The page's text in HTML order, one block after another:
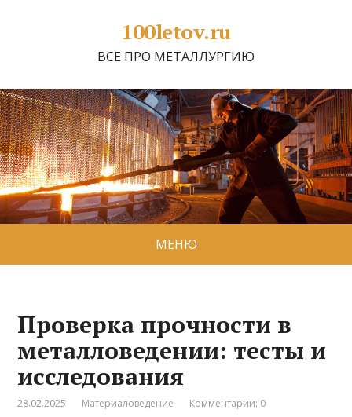
100letov.ru
ВСЕ ПРО МЕТАЛЛУРГИЮ
МЕНЮ
Проверка прочности в
металловедении: тесты и
исследования
28.02.2025 Материаловедение Комментарии: 0